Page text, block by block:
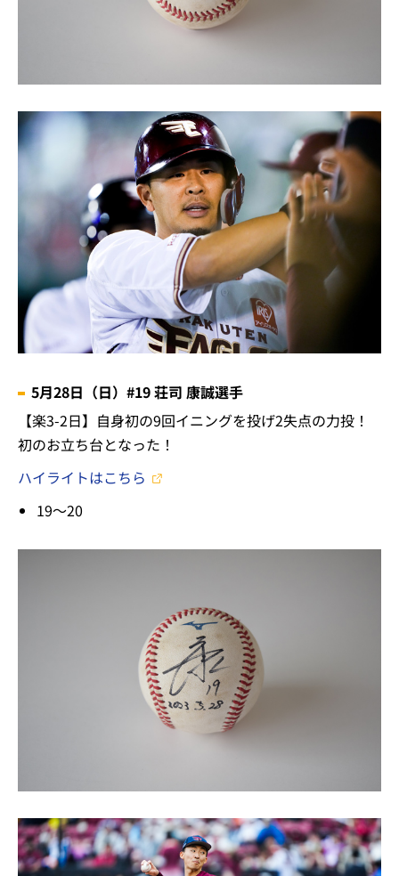
5月28日（日）#19 荘司 康誠選手
【楽3-2日】自身初の9回イニングを投げ2失点の力投！
初のお立ち台となった！
ハイライトはこちら
19～20